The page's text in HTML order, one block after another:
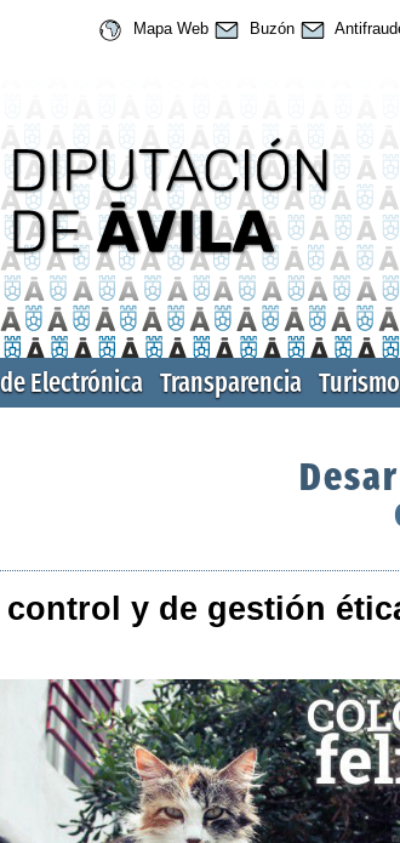
Mapa Web Buzón
Electrónica Transparencia Turismo
control y de gestión